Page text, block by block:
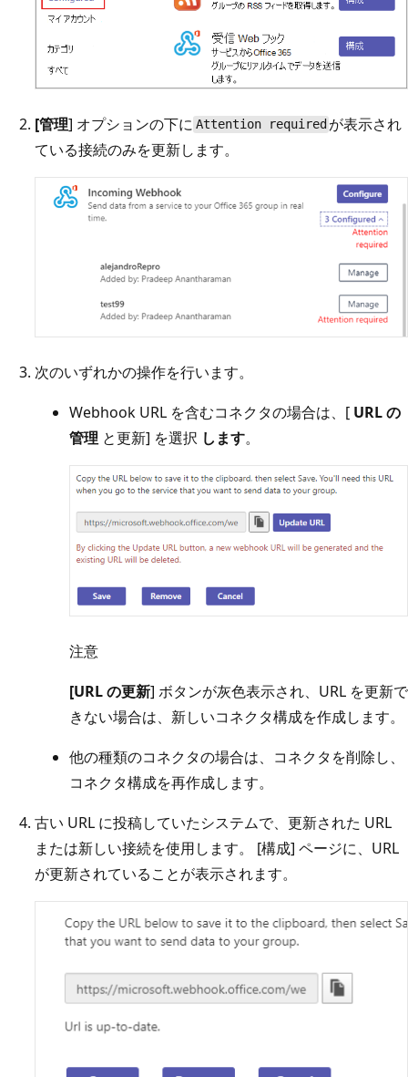
[管理] オプションの下に Attention required が表示され
ている接続のみを更新します。
次のいずれかの操作を行います。
Webhook URL を含むコネクタの場合は、[ URL の
管理 と更新] を選択 します。
注意
[URL の更新] ボタンが灰色表示され、URL を更新で
きない場合は、新しいコネクタ構成を作成します。
他の種類のコネクタの場合は、コネクタを削除し、
コネクタ構成を再作成します。
古い URL に投稿していたシステムで、更新された URL
または新しい接続を使用します。 [構成] ページに、URL
が更新されていることが表示されます。